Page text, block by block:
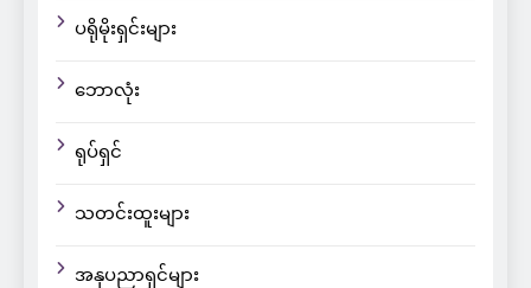
ပရိုမိုးရှင်းများ
ဘောလုံး
ရုပ်ရှင်
သတင်းထူးများ
အနုပညာရှင်များ